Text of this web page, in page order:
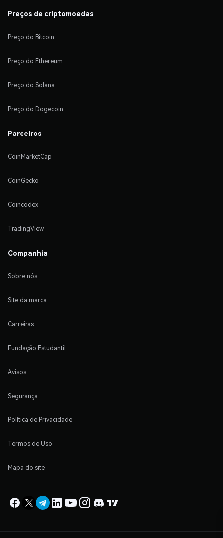
Preços de criptomoedas
Preço do Bitcoin
Preço do Ethereum
Preço do Solana
Preço do Dogecoin
Parceiros
CoinMarketCap
CoinGecko
Coincodex
TradingView
Companhia
Sobre nós
Site da marca
Carreiras
Fundação Estudantil
Avisos
Segurança
Política de Privacidade
Termos de Uso
Mapa do site